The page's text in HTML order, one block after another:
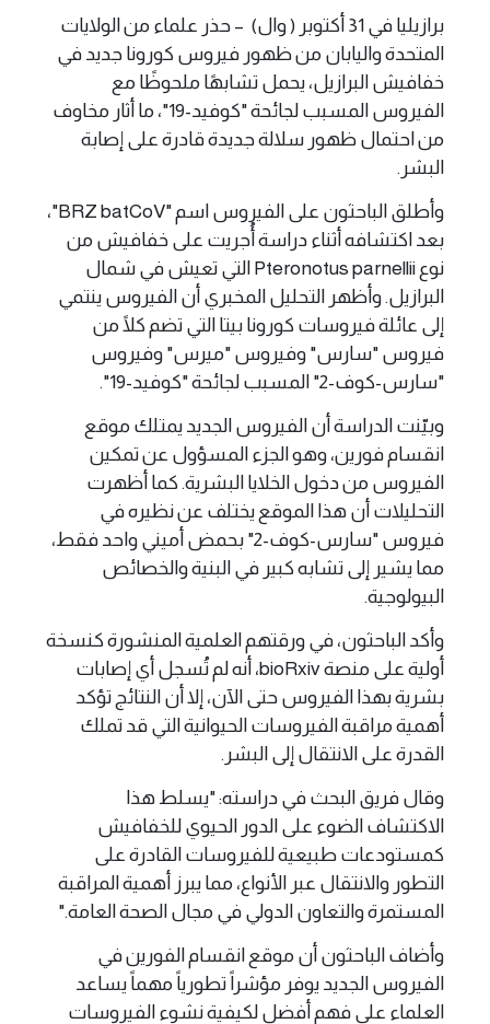
برازيليا في 31 أكتوبر ( وال) – حذر علماء من الولايات
المتحدة واليابان من ظهور فيروس كورونا جديد في
خفافيش البرازيل، يحمل تشابهًا ملحوظًا مع
الفيروس المسبب لجائحة "كوفيد-19"، ما أثار مخاوف
من احتمال ظهور سلالة جديدة قادرة على إصابة
البشر.
وأطلق الباحثون على الفيروس اسم "BRZ batCoV"،
بعد اكتشافه أثناء دراسة أُجريت على خفافيش من
نوع Pteronotus parnellii التي تعيش في شمال
البرازيل. وأظهر التحليل المخبري أن الفيروس ينتمي
إلى عائلة فيروسات كورونا بيتا التي تضم كلًا من
فيروس "سارس" وفيروس "ميرس" وفيروس
"سارس-كوف-2" المسبب لجائحة "كوفيد-19".
وبيّنت الدراسة أن الفيروس الجديد يمتلك موقع
انقسام فورين، وهو الجزء المسؤول عن تمكين
الفيروس من دخول الخلايا البشرية. كما أظهرت
التحليلات أن هذا الموقع يختلف عن نظيره في
فيروس "سارس-كوف-2" بحمض أميني واحد فقط،
مما يشير إلى تشابه كبير في البنية والخصائص
البيولوجية.
وأكد الباحثون، في ورقتهم العلمية المنشورة كنسخة
أولية على منصة bioRxiv، أنه لم تُسجل أي إصابات
بشرية بهذا الفيروس حتى الآن، إلا أن النتائج تؤكد
أهمية مراقبة الفيروسات الحيوانية التي قد تملك
القدرة على الانتقال إلى البشر.
وقال فريق البحث في دراسته: "يسلط هذا
الاكتشاف الضوء على الدور الحيوي للخفافيش
كمستودعات طبيعية للفيروسات القادرة على
التطور والانتقال عبر الأنواع، مما يبرز أهمية المراقبة
المستمرة والتعاون الدولي في مجال الصحة العامة."
وأضاف الباحثون أن موقع انقسام الفورين في
الفيروس الجديد يوفر مؤشراً تطورياً مهماً يساعد
العلماء على فهم أفضل لكيفية نشوء الفيروسات